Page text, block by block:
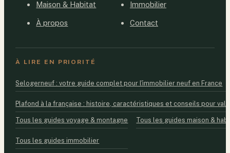
Maison & Habitat Immobilier
À propos Contact
À LIRE EN PRIORITÉ
Selogerneuf : votre guide complet pour l'immobilier neuf en France
Plafond à la française : histoire, caractéristiques et conseils pour
Tous les guides voyage & montagne Tous les guides maison &
Tous les guides immobilier